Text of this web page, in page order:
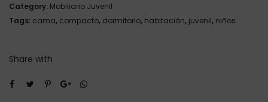
Category: Mobiliario Juvenil
Tags: cama, compacto, dormitorio, habitación, juvenil, niños
Share with